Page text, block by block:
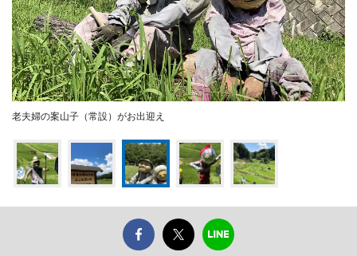
老夫婦の案山子（常設）がお出迎え